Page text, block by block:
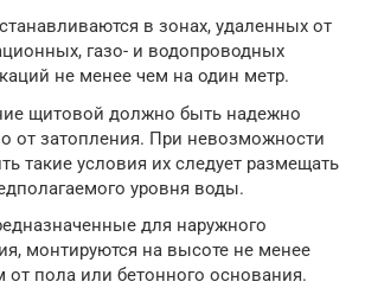
в зонах, удаленных от
газо- и водопроводных
не менее чем на один метр.
щитовой должно быть надежно
от затопления. При невозможности
такие условия их следует размещать
уровня воды.
для наружного
монтируются на высоте не менее
от пола или бетонного основания.